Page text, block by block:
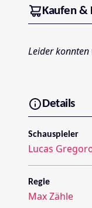
Kaufen &
Leider
Details
Schauspieler
Lucas
Regie
Max Zähle